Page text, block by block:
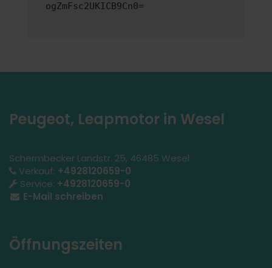
ogZmFsc2UKICB9Cn0=
Peugeot, Leapmotor in Wesel
Schermbecker Landstr. 25, 46485 Wesel
Verkauf: +4928120659-0
Service: +4928120659-0
E-Mail schreiben
Öffnungszeiten